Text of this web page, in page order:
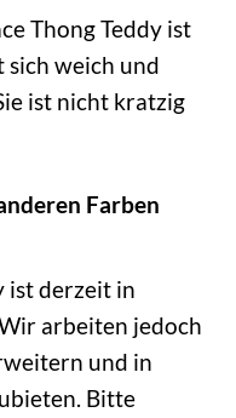
Thong Teddy ist
weich und
ist nicht kratzig
Farben
ist derzeit in
arbeiten jedoch
und in
Bitte